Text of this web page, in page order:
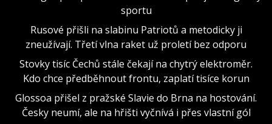
sportu
Rusové přišli na slabinu Patriotů a metodicky ji
zneužívají. Třetí vlna raket už proletí bez odporu
Stovky tisíc Čechů stále čekají na chytrý elektroměr.
Kdo chce předběhnout frontu, zaplatí tisíce korun
Glossoa přišel z pražské Slavie do Brna na hostování.
Česky neumí, ale na hřišti vyčnívá i přes vlastní gól